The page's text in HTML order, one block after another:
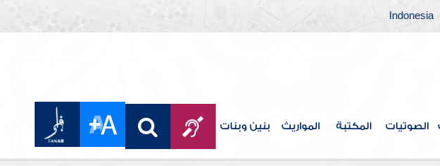
Indonesia
الصوتيات المكتبة المواريث بنين وبنات